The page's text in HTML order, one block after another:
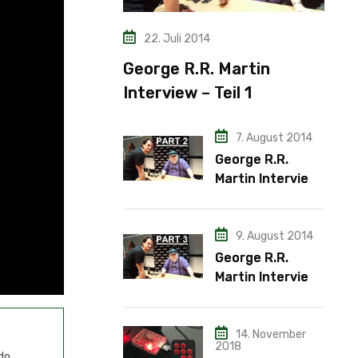
22. Juli 2014
George R.R. Martin
Interview – Teil 1
7. August 2014
George R.R.
Martin Interview
9. August 2014
George R.R.
Martin Interview
14. November
2018